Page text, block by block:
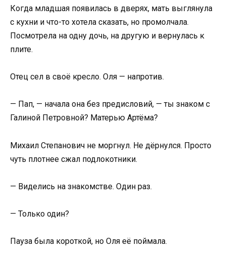
Когда младшая появилась в дверях, мать выглянула
с кухни и что-то хотела сказать, но промолчала.
Посмотрела на одну дочь, на другую и вернулась к
плите.
Отец сел в своё кресло. Оля — напротив.
— Пап, — начала она без предисловий, — ты знаком с
Галиной Петровной? Матерью Артёма?
Михаил Степанович не моргнул. Не дёрнулся. Просто
чуть плотнее сжал подлокотники.
— Виделись на знакомстве. Один раз.
— Только один?
Пауза была короткой, но Оля её поймала.